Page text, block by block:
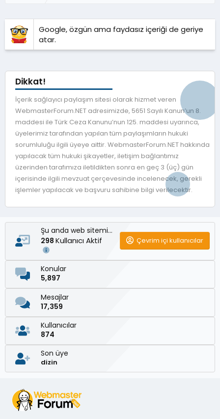
Google, özgün ama faydasız içeriği de geriye
atar.
Dikkat!
İçerik sağlayıcı paylaşım sitesi olarak hizmet veren
WebmasterForum.NET adresimizde, 5651 Sayılı Kanun’un 8.
maddesi ile Türk Ceza Kanunu’nun 125. maddesi uyarınca,
üyelerimiz tarafından yapılan tüm paylaşımların hukuki
sorumluluğu ilgili üyeye aittir. WebmasterForum.NET hakkında
yapılacak tüm hukuki şikayetler, iletişim bağlantımız
üzerinden tarafımıza iletildikten sonra en geç 3 (üç) gün
içerisinde ilgili mevzuat çerçevesinde incelenecek, gerekli
işlemler yapılacak ve başvuru sahibine bilgi verilecektir.
Şu anda web sitemizde
298 Kullanıcı Aktif Çevrim içi kullanıcılar
Konular
5,897
Mesajlar
17,359
Kullanıcılar
874
Son üye
dizin